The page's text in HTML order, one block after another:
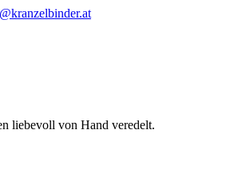
liebevoll von Hand veredelt.